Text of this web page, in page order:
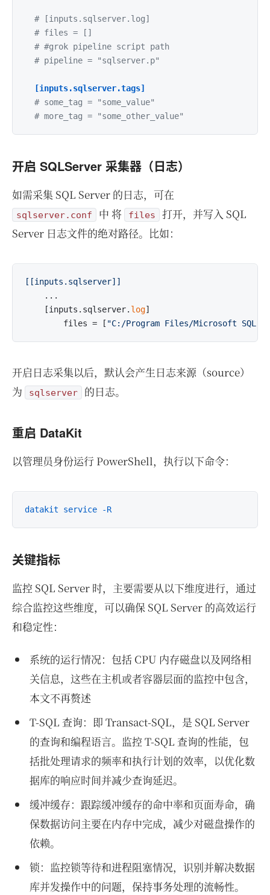
# [inputs.sqlserver.log]
# files = []
# #grok pipeline script path
# pipeline = "sqlserver.p"
[inputs.sqlserver.tags]
# some_tag = "some_value"
# more_tag = "some_other_value"
开启 SQLServer 采集器（日志）
如需采集 SQL Server 的日志，可在
sqlserver.conf 中 将 files
打开，并写入 SQL
Server 日志文件的绝对路径。比如：
[[inputs.sqlserver]]
    ...
    [inputs.sqlserver.
log]
        files = [
"C:/Program Files/Microsoft SQL
开启日志采集以后，默认会产生日志来源（source）
为
sqlserver 的日志。
重启 DataKit
以管理员身份运行 PowerShell，执行以下命令：
datakit service -R
关键指标
监控 SQL Server 时，主要需要从以下维度进行，通过
综合监控这些维度，可以确保 SQL Server 的高效运行
和稳定性：
系统的运行情况：包括 CPU 内存磁盘以及网络相
关信息，这些在主机或者容器层面的监控中包含，
本文不再赘述
T-SQL 查询：即 Transact-SQL，是 SQL Server
的查询和编程语言。监控 T-SQL 查询的性能，包
括批处理请求的频率和执行计划的效率，以优化数
据库的响应时间并减少查询延迟。
缓冲缓存：跟踪缓冲缓存的命中率和页面寿命，确
保数据访问主要在内存中完成，减少对磁盘操作的
依赖。
锁：监控锁等待和进程阻塞情况，识别并解决数据
库并发操作中的问题，保持事务处理的流畅性。